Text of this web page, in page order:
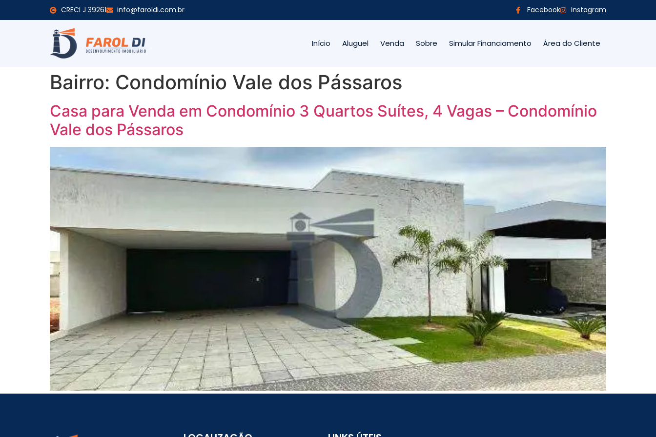
CRECI J 39261 info@faroldi.com.br Facebook Instagram
Início Aluguel Venda Sobre Simular Financiamento Área do Cliente
Bairro: Condomínio Vale dos Pássaros
Casa para Venda em Condomínio 3 Quartos Suítes, 4 Vagas – Condomínio
Vale dos Pássaros